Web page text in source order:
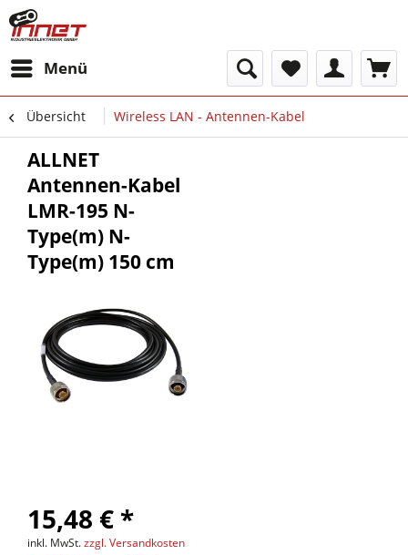
Menü
Übersicht Wireless LAN - Antennen-Kabel
ALLNET
Antennen-Kabel
LMR-195 N-
Type(m) N-
Type(m) 150 cm
15,48 € *
inkl. MwSt.zzgl. Versandkosten